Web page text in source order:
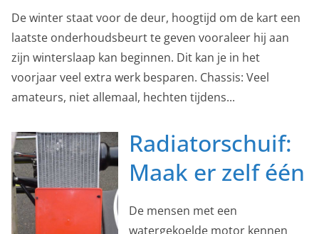
De winter staat voor de deur, hoogtijd om de kart een
laatste onderhoudsbeurt te geven vooraleer hij aan
zijn winterslaap kan beginnen. Dit kan je in het
voorjaar veel extra werk besparen. Chassis: Veel
amateurs, niet allemaal, hechten tijdens...
Radiatorschuif:
Maak er zelf één
De mensen met een
watergekoelde motor kennen